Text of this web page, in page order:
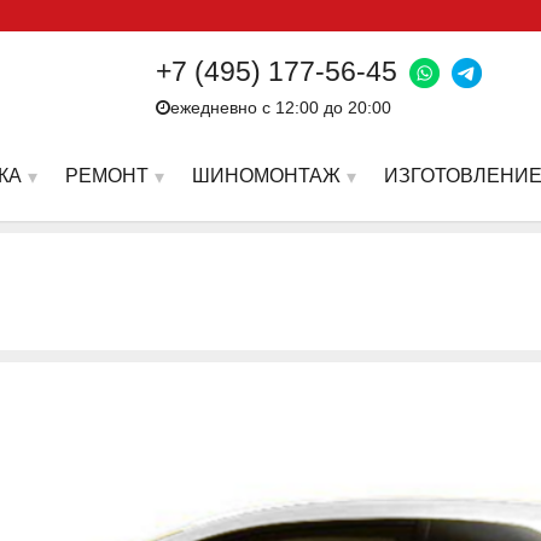
+7 (495) 177-56-45
ежедневно с 12:00 до 20:00
РЕМОНТ ШИНОМОНТАЖ